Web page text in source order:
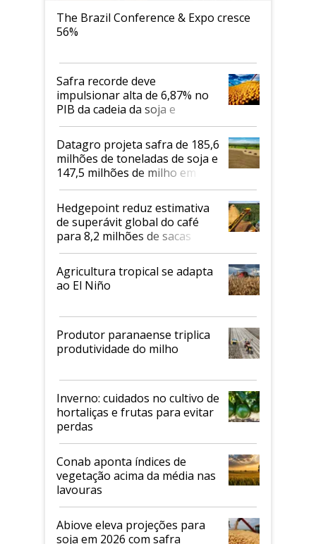
The Brazil Conference & Expo cresce
56%
Safra recorde deve
impulsionar alta de 6,87% no
PIB da cadeia da soja e
biodiesel em 2026
Datagro projeta safra de 185,6
milhões de toneladas de soja e
147,5 milhões de milho em
2026/27
Hedgepoint reduz estimativa
de superávit global do café
para 8,2 milhões de sacas
Agricultura tropical se adapta
ao El Niño
Produtor paranaense triplica
produtividade do milho
Inverno: cuidados no cultivo de
hortaliças e frutas para evitar
perdas
Conab aponta índices de
vegetação acima da média nas
lavouras
Abiove eleva projeções para
soja em 2026 com safra